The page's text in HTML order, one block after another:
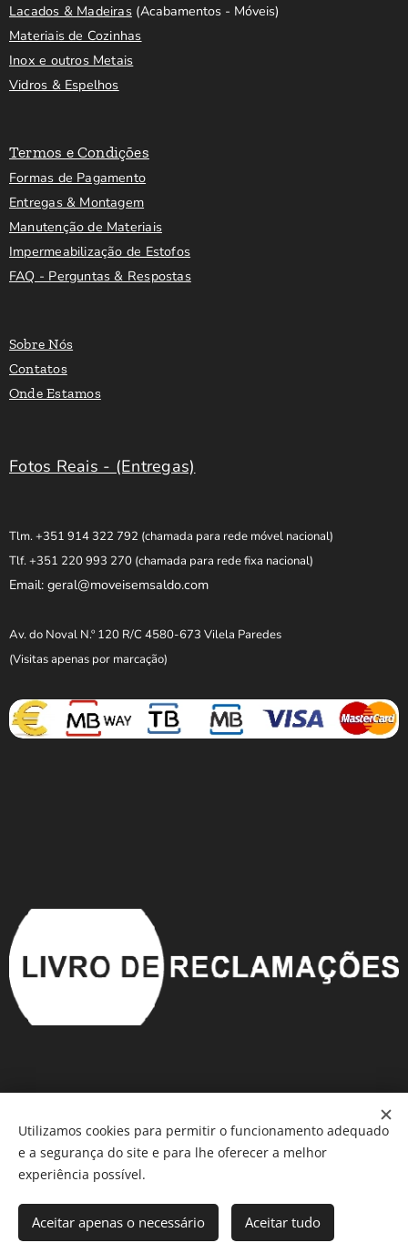
Lacados & Madeiras(Acabamentos - Móveis)
Materiais de Cozinhas
Inox e outros Metais
Vidros & Espelhos
Termos e Condições
Formas de Pagamento
Entregas & Montagem
Manutenção de Materiais
Impermeabilização de Estofos
FAQ - Perguntas & Respostas
Sobre Nós
Contatos
Onde Estamos
Fotos Reais - (Entregas)
Tlm. +351 914 322 792 (chamada para rede móvel nacional)
Tlf. +351 220 993 270 (chamada para rede fixa nacional)
Email: geral@moveisemsaldo.com
Av. do Noval N.º 120 R/C 4580-673 Vilela Paredes
(Visitas apenas por marcação)
Móveis em Saldo®️
Utilizamos cookies para permitir o funcionamento adequado
e a segurança do site e para lhe oferecer a melhor
experiência possível.
Aceitar apenas o necessário Aceitar tudo